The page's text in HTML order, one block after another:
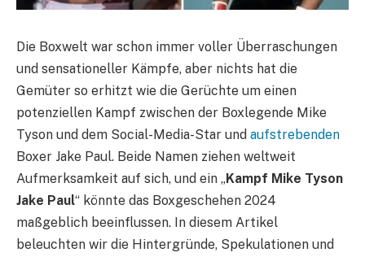
Die Boxwelt war schon immer voller Überraschungen
und sensationeller Kämpfe, aber nichts hat die
Gemüter so erhitzt wie die Gerüchte um einen
potenziellen Kampf zwischen der Boxlegende Mike
Tyson und dem Social-Media-Star und aufstrebenden
Boxer Jake Paul. Beide Namen ziehen weltweit
Aufmerksamkeit auf sich, und ein „Kampf Mike Tyson
Jake Paul“ könnte das Boxgeschehen 2024
maßgeblich beeinflussen. In diesem Artikel
beleuchten wir die Hintergründe, Spekulationen und